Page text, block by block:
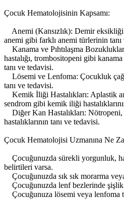
Çocuk Hematolojisinin Kapsamı:
Anemi (Kansızlık): Demir
anemi gibi farklı anemi türlerinin tanı
Kanama ve Pıhtılaşma
hastalığı, trombositopeni gibi
tanı ve tedavisi.
Lösemi ve Lenfoma: Çocukluk
tanı ve tedavisi.
Kemik İliği Hastalıkları: Aplastik
sendrom gibi kemik iliği
Diğer Kan Hastalıkları:
hastalıklarının tanı ve tedavisi.
Çocuk Hematolojisi Uzmanına Ne
Çocuğunuzda sürekli yorgunluk,
belirtileri varsa.
Çocuğunuzda sık sık morarma
Çocuğunuzda lenf bezlerinde şişlik
Çocuğunuza lösemi veya lenfoma